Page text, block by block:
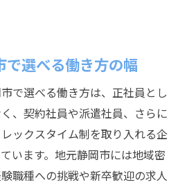
で選べる働き方の幅
で選べる働き方は、正社員とし
、契約社員や派遣社員、さらに
ックスタイム制を取り入れる企
います。地元静岡市には地域密
職種への挑戦や新卒歓迎の求人